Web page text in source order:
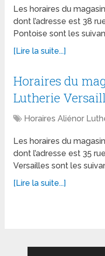
Les horaires du
dont l’adresse est 38
Pontoise sont les
[Lire la suite...]
Horaires du
Lutherie
Horaires Aliénor
Les horaires du
dont l’adresse est 35
Versailles sont les
[Lire la suite...]